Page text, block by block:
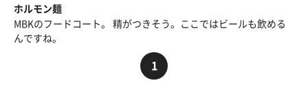
ホルモン麺
MBKのフードコート。 精がつきそう。ここではビールも飲める
んですね。
1